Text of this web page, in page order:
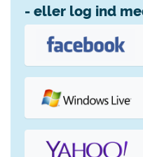
- eller log ind